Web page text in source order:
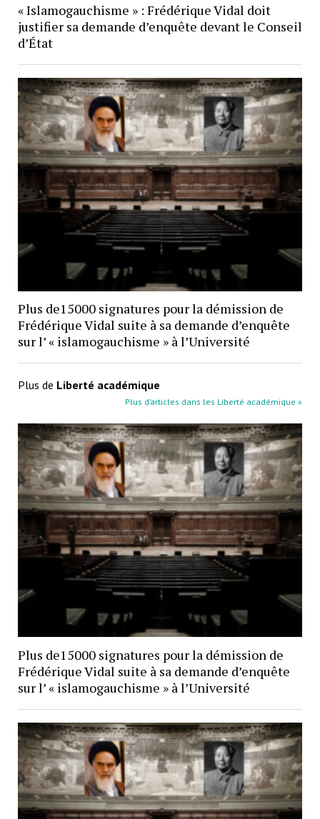
« Islamogauchisme » : Frédérique Vidal doit
justifier sa demande d’enquête devant le Conseil
d’État
Plus de15000 signatures pour la démission de
Frédérique Vidal suite à sa demande d’enquête
sur l’ « islamogauchisme » à l’Université
Plus de Liberté académique
Plus d’articles dans les Liberté académique »
Plus de15000 signatures pour la démission de
Frédérique Vidal suite à sa demande d’enquête
sur l’ « islamogauchisme » à l’Université